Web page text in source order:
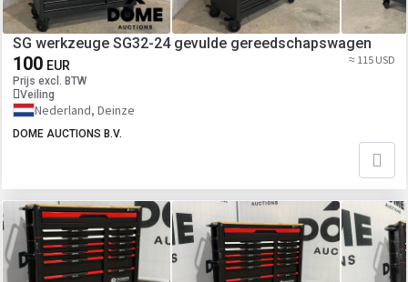
SG werkzeuge SG32-24 gevulde gereedschapswagen
100 EUR
Prijs excl. BTW
Veiling
≈ 115 USD
Nederland, Deinze
DOME AUCTIONS B.V.